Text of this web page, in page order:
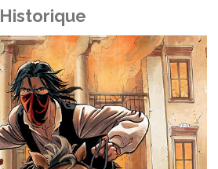
Historique